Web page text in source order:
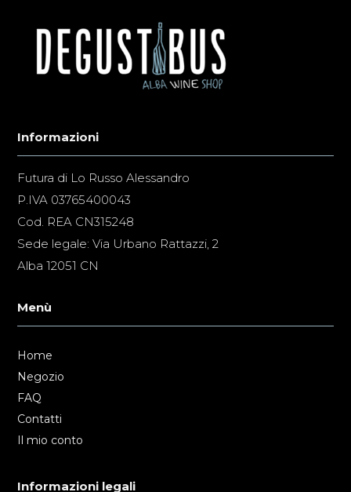
Informazioni
Futura di Lo Russo Alessandro
P.IVA 03765400043
Cod. REA CN315248
Sede legale: Via Urbano Rattazzi, 2
Alba 12051 CN
Menù
Home
Negozio
FAQ
Contatti
Il mio conto
Informazioni legali